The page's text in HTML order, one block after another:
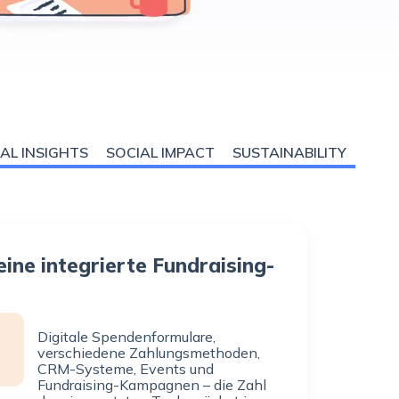
INSIGHTS SOCIAL IMPACT SUSTAINABILITY
integrierte Fundraising-
Digitale Spendenformulare,
verschiedene Zahlungsmethoden,
CRM-Systeme, Events und
Fundraising-Kampagnen – die Zahl